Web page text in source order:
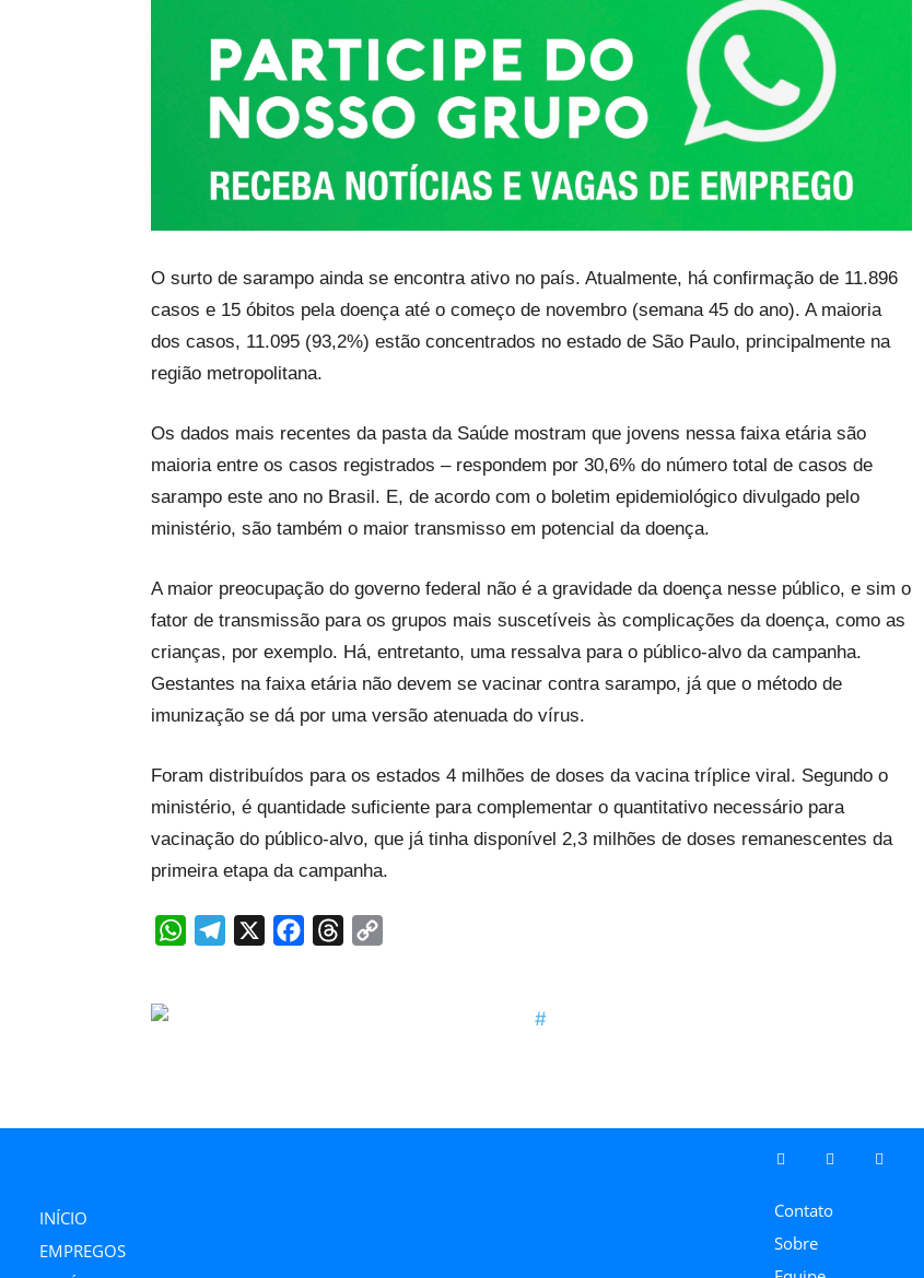
O surto de sarampo ainda se encontra ativo no país. Atualmente, há confirmação de 11.896
casos e 15 óbitos pela doença até o começo de novembro (semana 45 do ano). A maioria
dos casos, 11.095 (93,2%) estão concentrados no estado de São Paulo, principalmente na
região metropolitana.
Os dados mais recentes da pasta da Saúde mostram que jovens nessa faixa etária são
maioria entre os casos registrados – respondem por 30,6% do número total de casos de
sarampo este ano no Brasil. E, de acordo com o boletim epidemiológico divulgado pelo
ministério, são também o maior transmisso em potencial da doença.
A maior preocupação do governo federal não é a gravidade da doença nesse público, e sim o
fator de transmissão para os grupos mais suscetíveis às complicações da doença, como as
crianças, por exemplo. Há, entretanto, uma ressalva para o público-alvo da campanha.
Gestantes na faixa etária não devem se vacinar contra sarampo, já que o método de
imunização se dá por uma versão atenuada do vírus.
Foram distribuídos para os estados 4 milhões de doses da vacina tríplice viral. Segundo o
ministério, é quantidade suficiente para complementar o quantitativo necessário para
vacinação do público-alvo, que já tinha disponível 2,3 milhões de doses remanescentes da
primeira etapa da campanha.
WhatsAppTelegram FacebookThreads
INÍCIO
EMPREGOS
Contato
Sobre